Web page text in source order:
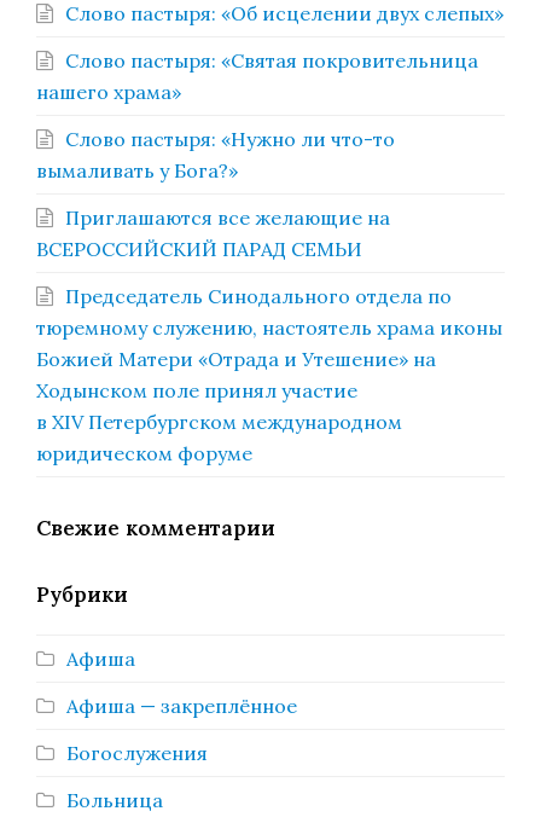
Слово пастыря: «Об исцелении двух слепых»
Слово пастыря: «Святая покровительница
нашего храма»
Слово пастыря: «Нужно ли что-то
вымаливать у Бога?»
Приглашаются все желающие на
ВСЕРОССИЙСКИЙ ПАРАД СЕМЬИ
Председатель Синодального отдела по
тюремному служению, настоятель храма иконы
Божией Матери «Отрада и Утешение» на
Ходынском поле принял участие
в XIV Петербургском международном
юридическом форуме
Свежие комментарии
Рубрики
Афиша
Афиша — закреплённое
Богослужения
Больница